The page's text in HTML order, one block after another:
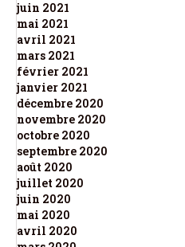
juin 2021
mai 2021
avril 2021
mars 2021
février 2021
janvier 2021
décembre 2020
novembre 2020
octobre 2020
septembre 2020
août 2020
juillet 2020
juin 2020
mai 2020
avril 2020